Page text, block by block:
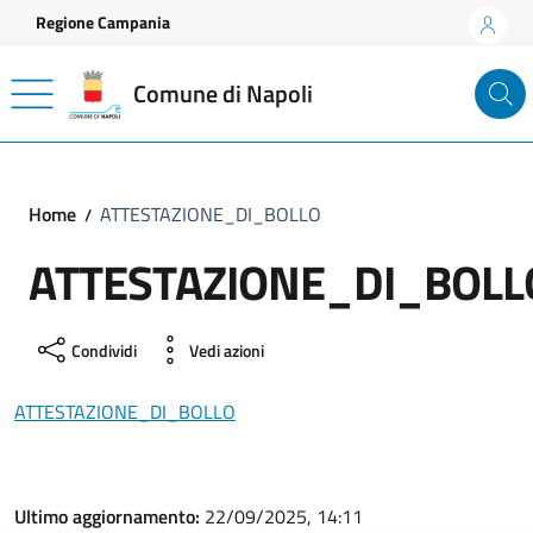
Vai ai contenuti
Vai al footer
Regione Campania
Comune di Napoli
Home ATTESTAZIONE_DI_BOLLO
Condividi Vedi azioni
ATTESTAZIONE_DI_BOLLO
Ultimo aggiornamento: 22/09/2025, 14:11